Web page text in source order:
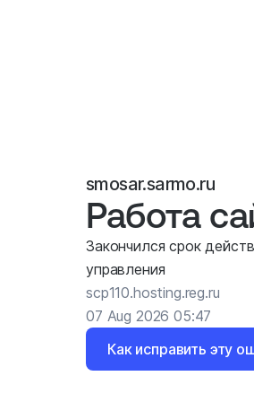
smosar.sarmo.ru
Работа
Закончился срок
управления
scp110.hosting.reg.ru
07 Aug 2026 05:47
Как исправить эту